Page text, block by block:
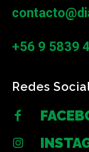
+56 9 5839
Redes